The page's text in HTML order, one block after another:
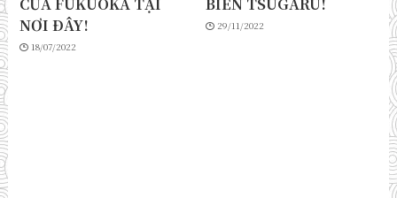
NƠI ĐÂY!
18/07/2022
29/11/2022